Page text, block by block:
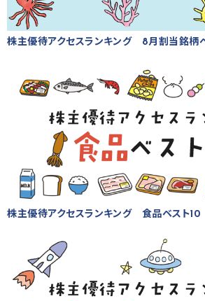
株主優待アクセスランキング 8月割当銘柄
株主優待アクセスランキング 食品ベスト10